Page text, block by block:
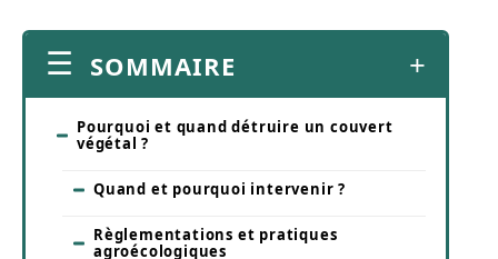
SOMMAIRE
Pourquoi et quand détruire un couvert
végétal ?
Quand et pourquoi intervenir ?
Règlementations et pratiques
agroécologiques